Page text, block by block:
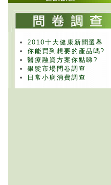
2010十大健康新聞選舉
你能買到想要的產品嗎?
醫療融資方案你點睇?
銀髮市場問卷調查
日常小病消費調查